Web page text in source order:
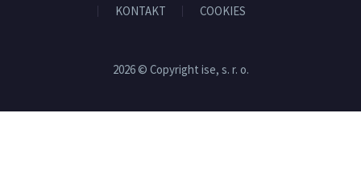
KONTAKT
COOKIES
2026 © Copyright ise, s. r. o.